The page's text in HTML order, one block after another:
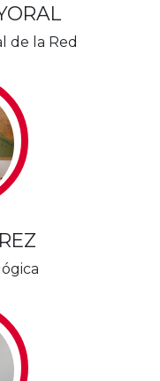
de la Red